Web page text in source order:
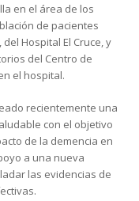
en el área de los
de pacientes
Hospital El Cruce, y
del Centro de
el hospital.
recientemente una
con el objetivo
de la demencia en
a una nueva
las evidencias de